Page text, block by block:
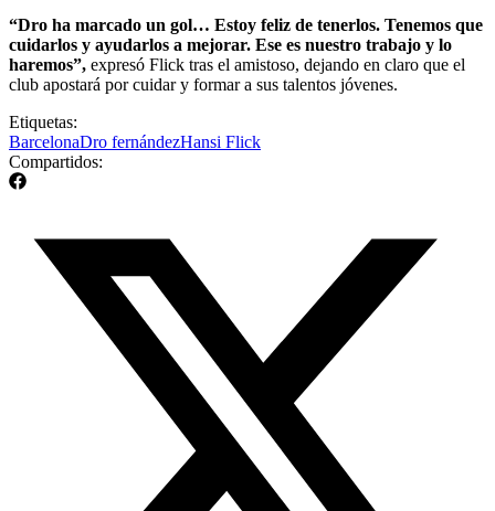
“Dro ha marcado un gol… Estoy feliz de tenerlos. Tenemos que
cuidarlos y ayudarlos a mejorar. Ese es nuestro trabajo y lo
haremos”, expresó Flick tras el amistoso, dejando en claro que el
club apostará por cuidar y formar a sus talentos jóvenes.
Etiquetas:
BarcelonaDro fernándezHansi Flick
Compartidos: